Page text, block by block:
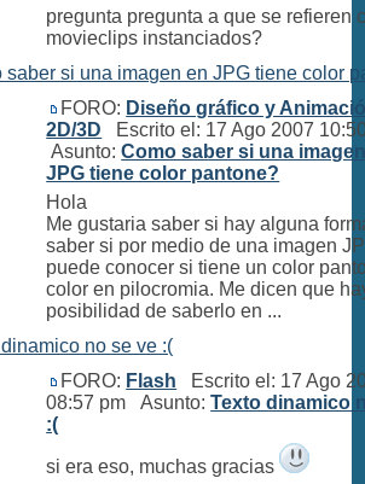
pregunta pregunta a que se refieren
movieclips instanciados?
saber si una imagen en JPG tiene color
FORO: Diseño gráfico y
2D/3D Escrito el: 17 Ago 2007
Asunto:Como saber si una
JPG tiene color pantone?
Hola
Me gustaria saber si hay alguna
saber si por medio de una imagen
puede conocer si tiene un color
color en pilocromia. Me dicen que
posibilidad de saberlo en ...
no se ve :(
FORO: Flash Escrito el: 17 Ago
08:57 pm Asunto:Texto dinamico
:(
si era eso, muchas gracias